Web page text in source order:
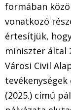
formában
vonatkozó
értesítjük,
miniszter által
Városi Civil
(2025.) című